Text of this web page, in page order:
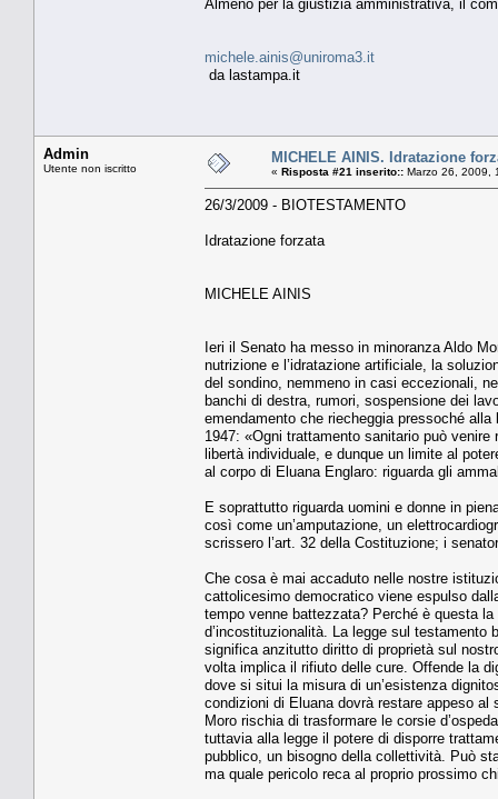
Almeno per la giustizia amministrativa, il
michele.ainis@uniroma3.it
da lastampa.it
Admin
Utente non iscritto
MICHELE AINIS. Idratazione
« Risposta #21 inserito:: Marzo 26, 2009,
26/3/2009 - BIOTESTAMENTO
Idratazione forzata
MICHELE AINIS
Ieri il Senato ha messo in minoranza Aldo
nutrizione e l’idratazione artificiale, la
del sondino, nemmeno in casi eccezionali,
banchi di destra, rumori, sospensione dei
emendamento che riecheggia pressoché
1947: «Ogni trattamento sanitario può
libertà individuale, e dunque un limite al
al corpo di Eluana Englaro: riguarda gli
E soprattutto riguarda uomini e donne in
così come un’amputazione, un
scrissero l’art. 32 della Costituzione; i
Che cosa è mai accaduto nelle nostre
cattolicesimo democratico viene espulso
tempo venne battezzata? Perché è questa
d’incostituzionalità. La legge sul testamento
significa anzitutto diritto di proprietà sul
volta implica il rifiuto delle cure. Offende la
dove si situi la misura di un’esistenza
condizioni di Eluana dovrà restare appeso
Moro rischia di trasformare le corsie
tuttavia alla legge il potere di disporre
pubblico, un bisogno della collettività. Può
ma quale pericolo reca al proprio prossimo